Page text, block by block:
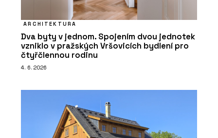
ARCHITEKTURA
Dva byty v jednom. Spojením dvou jednotek
vzniklo v pražských Vršovicích bydlení pro
čtyřčlennou rodinu
4. 6. 2026